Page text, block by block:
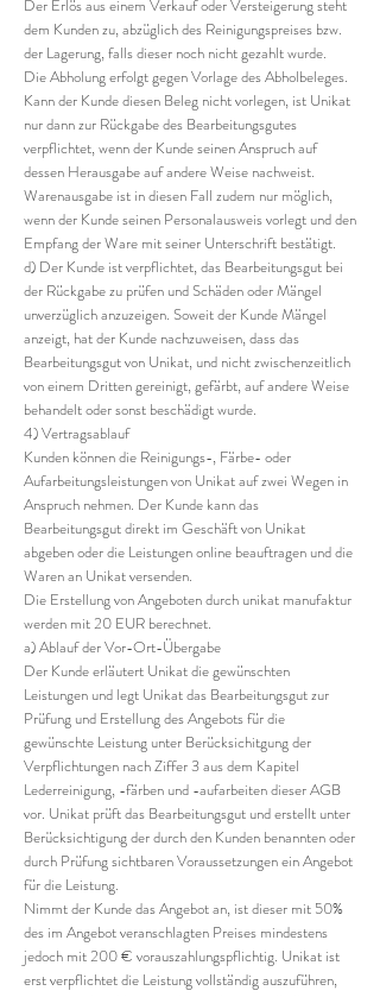
Der Erlös aus einem Verkauf oder Versteigerung steht
dem Kunden zu, abzüglich des Reinigungspreises bzw.
der Lagerung, falls dieser noch nicht gezahlt wurde.
Die Abholung erfolgt gegen Vorlage des Abholbeleges.
Kann der Kunde diesen Beleg nicht vorlegen, ist Unikat
nur dann zur Rückgabe des Bearbeitungsgutes
verpflichtet, wenn der Kunde seinen Anspruch auf
dessen Herausgabe auf andere Weise nachweist.
Warenausgabe ist in diesen Fall zudem nur möglich,
wenn der Kunde seinen Personalausweis vorlegt und den
Empfang der Ware mit seiner Unterschrift bestätigt.
d) Der Kunde ist verpflichtet, das Bearbeitungsgut bei
der Rückgabe zu prüfen und Schäden oder Mängel
unverzüglich anzuzeigen. Soweit der Kunde Mängel
anzeigt, hat der Kunde nachzuweisen, dass das
Bearbeitungsgut von Unikat, und nicht zwischenzeitlich
von einem Dritten gereinigt, gefärbt, auf andere Weise
behandelt oder sonst beschädigt wurde.
4) Vertragsablauf
Kunden können die Reinigungs-, Färbe- oder
Aufarbeitungsleistungen von Unikat auf zwei Wegen in
Anspruch nehmen. Der Kunde kann das
Bearbeitungsgut direkt im Geschäft von Unikat
abgeben oder die Leistungen online beauftragen und die
Waren an Unikat versenden.
Die Erstellung von Angeboten durch unikat manufaktur
werden mit 20 EUR berechnet.
a) Ablauf der Vor-Ort-Übergabe
Der Kunde erläutert Unikat die gewünschten
Leistungen und legt Unikat das Bearbeitungsgut zur
Prüfung und Erstellung des Angebots für die
gewünschte Leistung unter Berücksichitgung der
Verpflichtungen nach Ziffer 3 aus dem Kapitel
Lederreinigung, -färben und -aufarbeiten dieser AGB
vor. Unikat prüft das Bearbeitungsgut und erstellt unter
Berücksichtigung der durch den Kunden benannten oder
durch Prüfung sichtbaren Voraussetzungen ein Angebot
für die Leistung.
Nimmt der Kunde das Angebot an, ist dieser mit 50%
des im Angebot veranschlagten Preises mindestens
jedoch mit 200 € vorauszahlungspflichtig. Unikat ist
erst verpflichtet die Leistung vollständig auszuführen,